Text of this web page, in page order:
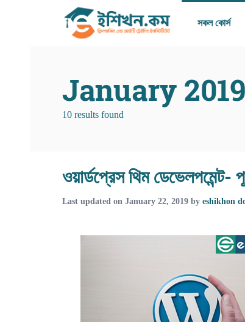
সকল কোর্স
January 2019
10 results found
ওয়ার্ডপ্রেস থিম ডেভেলপমেন্ট-
Last updated on January 22, 2019 by eshikhon